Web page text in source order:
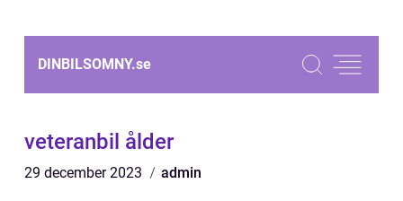
DINBILSOMNY.se
veteranbil ålder
29 december 2023 admin